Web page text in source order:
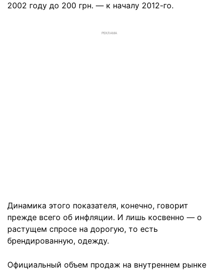
2002 году до 200 грн. — к началу 2012-го.
РЕКЛАМА
Динамика этого показателя, конечно, говорит
прежде всего об инфляции. И лишь косвенно — о
растущем спросе на дорогую, то есть
брендированную, одежду.
Официальный объем продаж на внутреннем рынке